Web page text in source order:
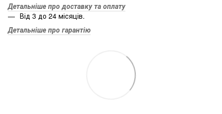
Детальніше про доставку та оплату
Від 3 до 24 місяців.
Детальніше про гарантію